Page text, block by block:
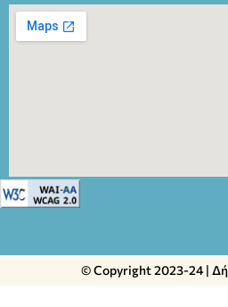
© Copyright 2023-24 |